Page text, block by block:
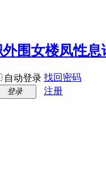
自动登录 找回密码
登录
注册